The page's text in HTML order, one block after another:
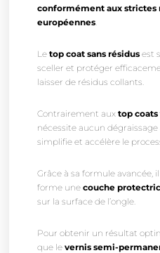
conformément aux
européennes.
Letop coat sans résidus est
sceller et protéger
laisser de résidus collants.
Contrairement auxtop
nécessite aucun
simplifie et accélère le
Grâce à sa formule avancée,
forme unecouche
sur la surface de l’ongle.
Pour obtenir un résultat
que levernis semi-